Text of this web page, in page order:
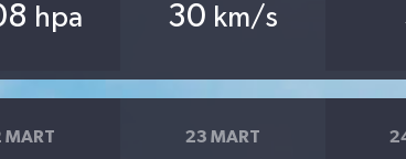
hpa 30 km/s
MART 23 MART